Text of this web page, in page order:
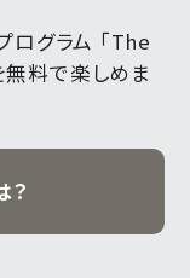
ログラム 「The
料で楽しめま